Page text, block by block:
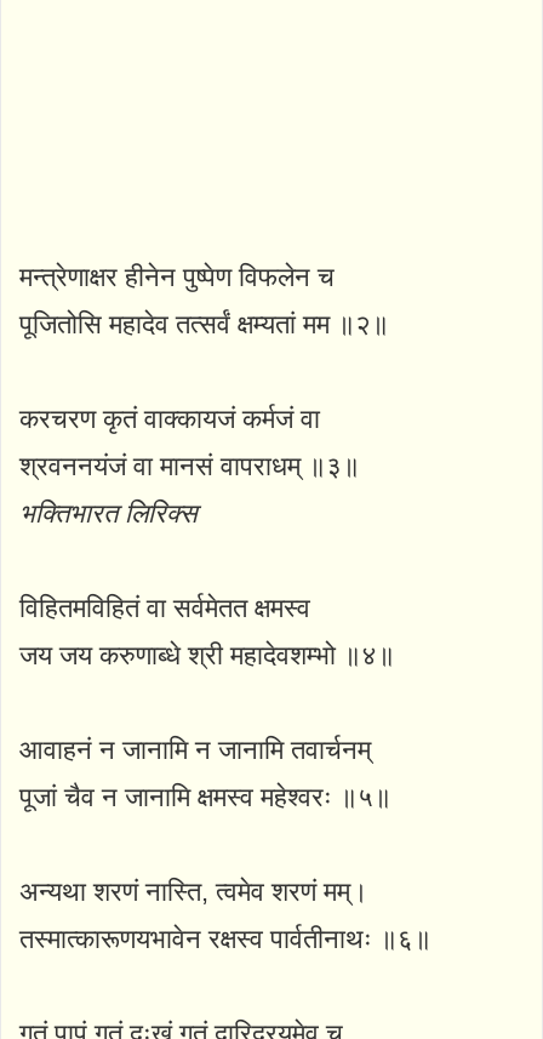
मन्त्रेणाक्षर हीनेन पुष्पेण विफलेन च
पूजितोसि महादेव तत्सर्वं क्षम्यतां मम ॥२॥
करचरण कृतं वाक्कायजं कर्मजं वा
श्रवननयंजं वा मानसं वापराधम् ॥३॥
भक्तिभारत लिरिक्स
विहितमविहितं वा सर्वमेतत क्षमस्व
जय जय करुणाब्धे श्री महादेवशम्भो ॥४॥
आवाहनं न जानामि न जानामि तवार्चनम्
पूजां चैव न जानामि क्षमस्व महेश्वरः ॥५॥
अन्यथा शरणं नास्ति, त्वमेव शरणं मम्।
तस्मात्कारूणयभावेन रक्षस्व पार्वतीनाथः ॥६॥